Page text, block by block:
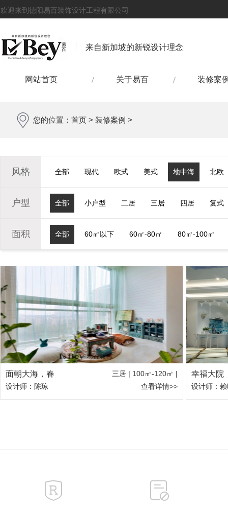
欢迎来到德阳易百装饰设计工程有限公司
来自新加坡的新锐设计理念
网站首页 关于易百 装修案
您的位置： 首页 > 装修案例 >
风格 全部 现代 欧式 美式 地中海 北欧
户型 全部 小户型 二居 三居 四居 复式
面积 全部 60㎡以下 60㎡-80㎡ 80㎡-100㎡
面朝大海，春
三居 | 100㎡-120㎡ |
设计师：陈琼
查看详情>>
幸福大院
设计师：